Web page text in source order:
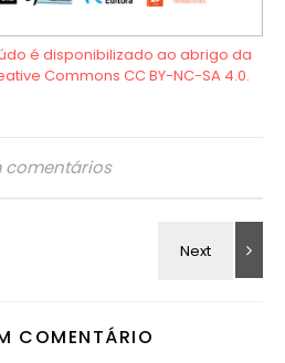
comentários
COMENTÁRIO